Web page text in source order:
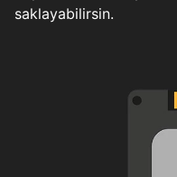
saklayabilirsin.